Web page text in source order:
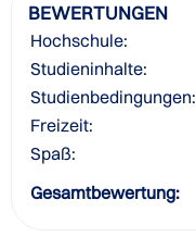
BEWERTUNGEN
Hochschule:
Studieninhalte:
Studienbedingungen:
Freizeit:
Spaß:
Gesamtbewertung: